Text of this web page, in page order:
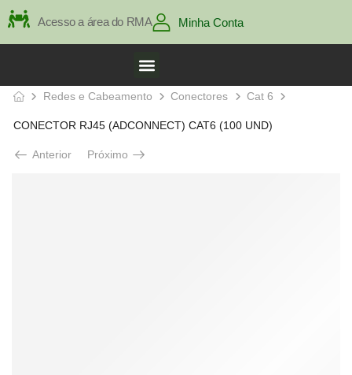
Acesso a área do RMA Minha Conta
Redes e Cabeamento Conectores Cat 6
CONECTOR RJ45 (ADCONNECT) CAT6 (100 UND)
Anterior Próximo